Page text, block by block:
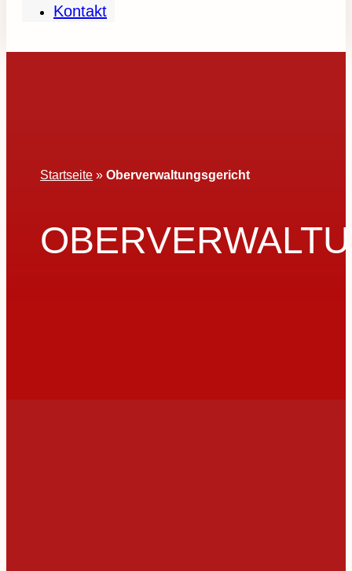
Kontakt
Startseite »Oberverwaltungsgericht